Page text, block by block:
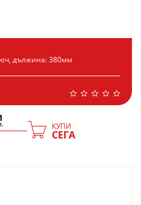
дължина: 380мм
КУПИ
СЕГА